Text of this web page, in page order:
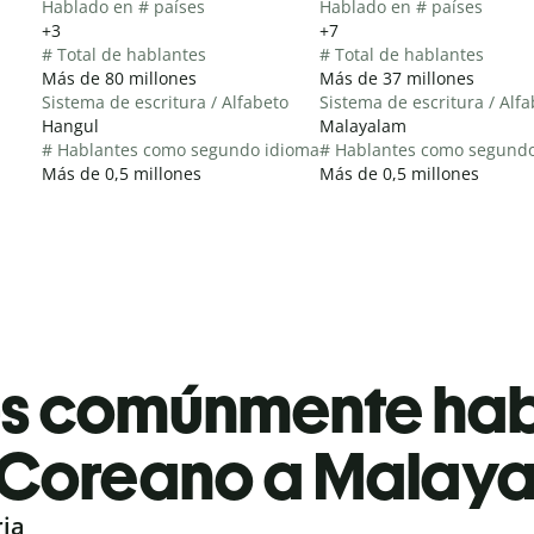
Hablado en # países
+3
# Total de hablantes
Más de 80 millones
Sistema de escritura / Alfabeto
Hangul
# Hablantes como segundo idioma
Más de 0,5 millones
Hablado en # países
+7
# Total de hablantes
Más de 37 millones
Sistema de escritura /
Malayalam
# Hablantes como
Más de 0,5 millones
comúnmente
a